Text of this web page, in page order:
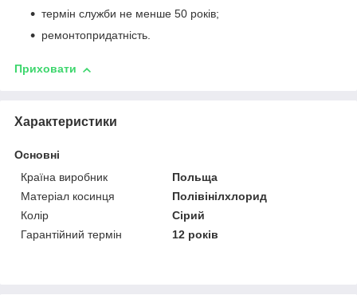
термін служби не менше 50 років;
ремонтопридатність.
Приховати
Характеристики
Основні
Країна виробник
Польща
Матеріал косинця
Полівінілхлорид
Колір
Сірий
Гарантійний термін
12 років